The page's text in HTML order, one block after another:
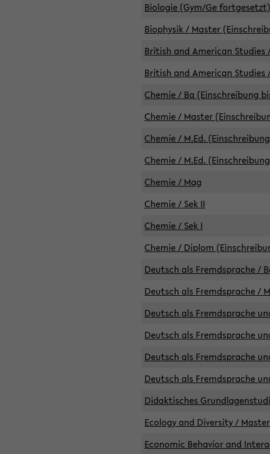
Biologie (Gym/Ge
Biophysik / Master
British and American Studies
British and American Studies
Chemie / Ba (Einschreibung
Chemie / Master
Chemie / M.Ed. (Einschreibung
Chemie / M.Ed.
Chemie / Mag
Chemie / Sek II
Chemie / Sek I
Chemie / Diplom
Deutsch als Fremdsprache /
Deutsch als Fremdsprache /
Deutsch als Fremdsprache
Deutsch als Fremdsprache
Deutsch als Fremdsprache
Deutsch als Fremdsprache
Didaktisches
Ecology and Diversity /
Economic Behavior and